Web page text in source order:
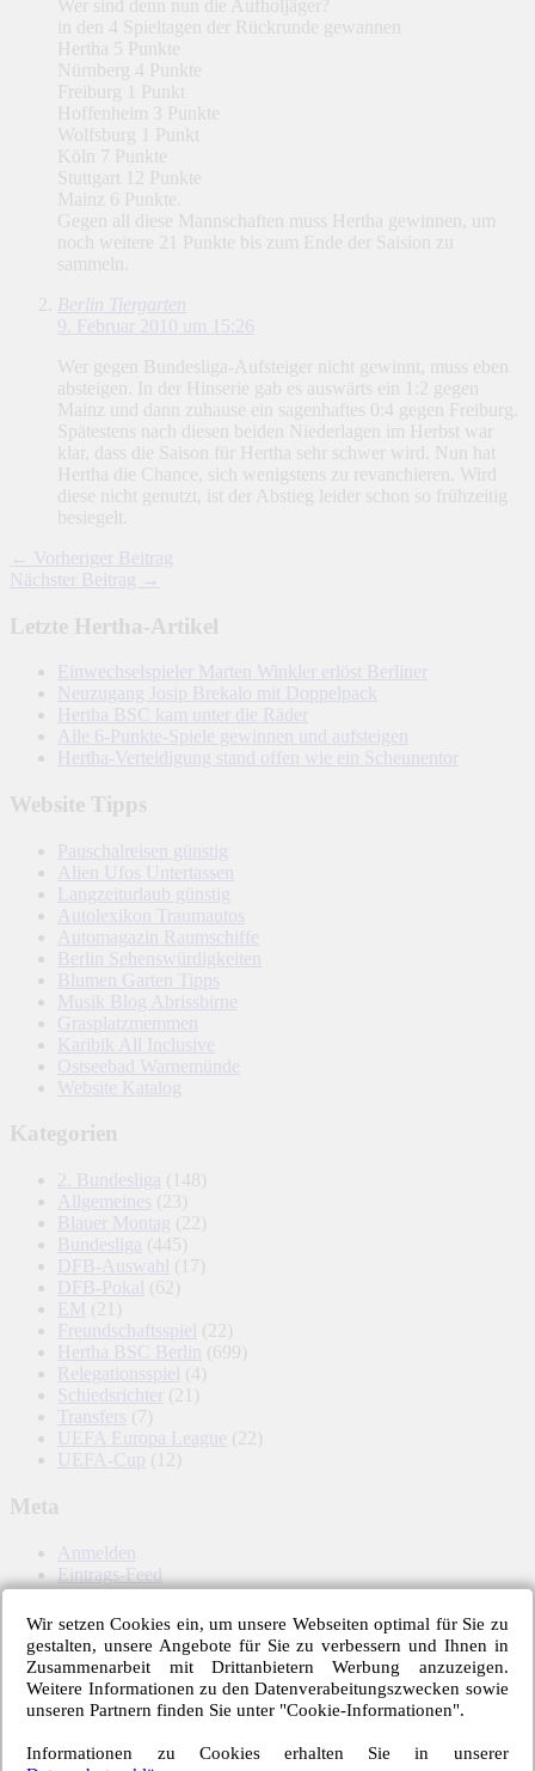
Wer sind denn nun die Aufholjäger?
in den 4 Spieltagen der Rückrunde gewannen
Hertha 5 Punkte
Nürnberg 4 Punkte
Freiburg 1 Punkt
Hoffenheim 3 Punkte
Wolfsburg 1 Punkt
Köln 7 Punkte
Stuttgart 12 Punkte
Mainz 6 Punkte.
Gegen all diese Mannschaften muss Hertha gewinnen, um
noch weitere 21 Punkte bis zum Ende der Saision zu
sammeln.
Berlin Tiergarten
9. Februar 2010 um 15:26
Wer gegen Bundesliga-Aufsteiger nicht gewinnt, muss eben
absteigen. In der Hinserie gab es auswärts ein 1:2 gegen
Mainz und dann zuhause ein sagenhaftes 0:4 gegen Freiburg.
Spätestens nach diesen beiden Niederlagen im Herbst war
klar, dass die Saison für Hertha sehr schwer wird. Nun hat
Hertha die Chance, sich wenigstens zu revanchieren. Wird
diese nicht genutzt, ist der Abstieg leider schon so frühzeitig
besiegelt.
← Vorheriger Beitrag
Nächster Beitrag →
Letzte Hertha-Artikel
Einwechselspieler Marten Winkler erlöst Berliner
Neuzugang Josip Brekalo mit Doppelpack
Hertha BSC kam unter die Räder
Alle 6-Punkte-Spiele gewinnen und aufsteigen
Hertha-Verteidigung stand offen wie ein Scheunentor
Website Tipps
Pauschalreisen günstig
Alien Ufos Untertassen
Langzeiturlaub günstig
Autolexikon Traumautos
Automagazin Raumschiffe
Berlin Sehenswürdigkeiten
Blumen Garten Tipps
Musik Blog Abrissbirne
Grasplatzmemmen
Karibik All Inclusive
Ostseebad Warnemünde
Website Katalog
Kategorien
2. Bundesliga (148)
Allgemeines (23)
Blauer Montag (22)
Bundesliga (445)
DFB-Auswahl
(17)
DFB-Pokal (62)
EM (21)
Freundschaftsspiel (22)
Hertha BSC Berlin
(699)
Relegationsspiel (4)
Schiedsrichter
(21)
Transfers (7)
UEFA Europa League (22)
UEFA-Cup (12)
Meta
Anmelden
Eintrags-Feed
Kommentar-Feed
WordPress.org
Hertha BSC – Schlagworte
1. FC Köln 1. FSV Mainz 05 6-Punkte-Spiel 1899 Hoffenheim
Wir setzen Cookies ein, um unsere Webseiten optimal für Sie zu
gestalten, unsere Angebote für Sie zu verbessern und Ihnen in
Zusammenarbeit mit Drittanbietern Werbung anzuzeigen.
Weitere Informationen zu den Datenverabeitungszwecken sowie
unseren Partnern finden Sie unter "Cookie-Informationen".
Informationen zu Cookies erhalten Sie in unserer